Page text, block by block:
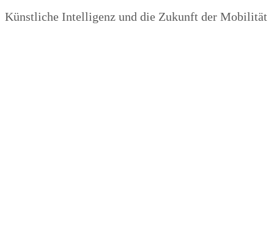
Künstliche Intelligenz und die Zukunft der Mobilität